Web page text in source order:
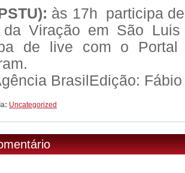
às 17h participa
da Viração em São
de live com o Portal
BrasilEdição:
Uncategorized